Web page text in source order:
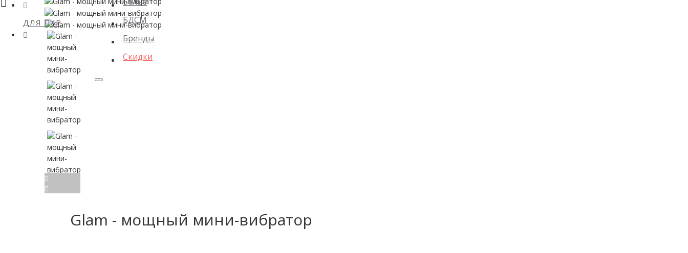
ДЛЯ ПАР
БДСМ
Бренды
Скидки
Glam - мощный мини-вибратор